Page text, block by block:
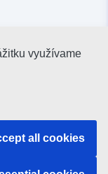
využívame
all cookies